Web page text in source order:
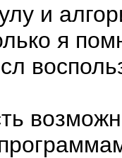
и
я